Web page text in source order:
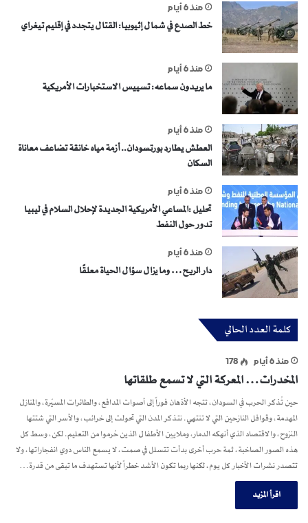
منذ 6 أيام
خط الصدع في شمال إثيوبيا: القتال يتجدد في إقليم تيغراي
منذ 6 أيام
ما يريدون سماعه: تسييس الاستخبارات الأمريكية
منذ 6 أيام
العطش يطارد بورتسودان.. أزمة مياه خانقة تضاعف معاناة
السكان
منذ 6 أيام
تحليل :المساعي الأمريكية الجديدة لإحلال السلام في ليبيا
تدور حول النفط
منذ 6 أيام
دار الريح… وما يزال سؤال الحياة معلقًا
كلمة العدد الحالي
منذ 6 أيام 178
المخدرات… المعركة التي لا تسمع طلقاتها
حين تُذكر الحرب في السودان، تتجه الأذهان فوراً إلى أصوات المدافع، والطائرات المسيّرة، والمنازل
المهدمة، وقوافل النازحين التي لا تنتهي. نتذكر المدن التي تحولت إلى خرائب، والأسر التي شتتها
النزوح، والاقتصاد الذي أنهكه الدمار، وملايين الأطفال الذين حُرموا من التعليم. لكن، وسط كل
هذه الصور الصاخبة، ثمة حرب أخرى بدأت تتسلل في صمت، لا يسمع الناس دوي انفجاراتها، ولا
تتصدر نشرات الأخبار كل يوم، لكنها ربما تكون الأشد خطراً لأنها تستهدف ما تبقى من قدرة…
اقرأ المزيد